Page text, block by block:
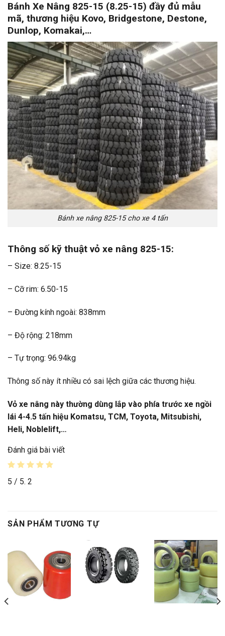
Bánh Xe Nâng 825-15 (8.25-15) đầy đủ mẫu
mã, thương hiệu Kovo, Bridgestone, Destone,
Dunlop, Komakai,…
Bánh xe nâng 825-15 cho xe 4 tấn
Thông số kỹ thuật vỏ xe nâng 825-15:
– Size: 8.25-15
– Cỡ rim: 6.50-15
– Đường kính ngoài: 838mm
– Độ rộng: 218mm
– Tự trọng: 96.94kg
Thông số này ít nhiều có sai lệch giữa các thương hiệu.
Vỏ xe nâng này thường dùng lắp vào phía trước xe ngồi
lái 4-4.5 tấn hiệu Komatsu, TCM, Toyota, Mitsubishi,
Heli, Noblelift,…
Đánh giá bài viết
5 / 5. 2
SẢN PHẨM TƯƠNG TỰ